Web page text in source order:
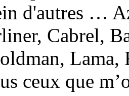
d'autres …
Cabrel,
Lama,
ceux que